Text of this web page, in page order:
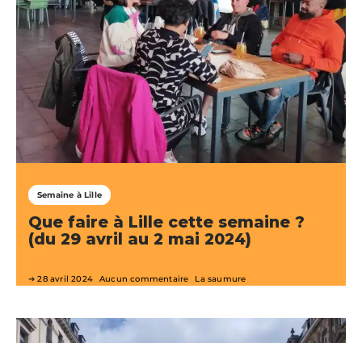
Semaine à Lille
Que faire à Lille cette semaine ?
(du 29 avril au 2 mai 2024)
28 avril 2024 Aucun commentaire La saumure